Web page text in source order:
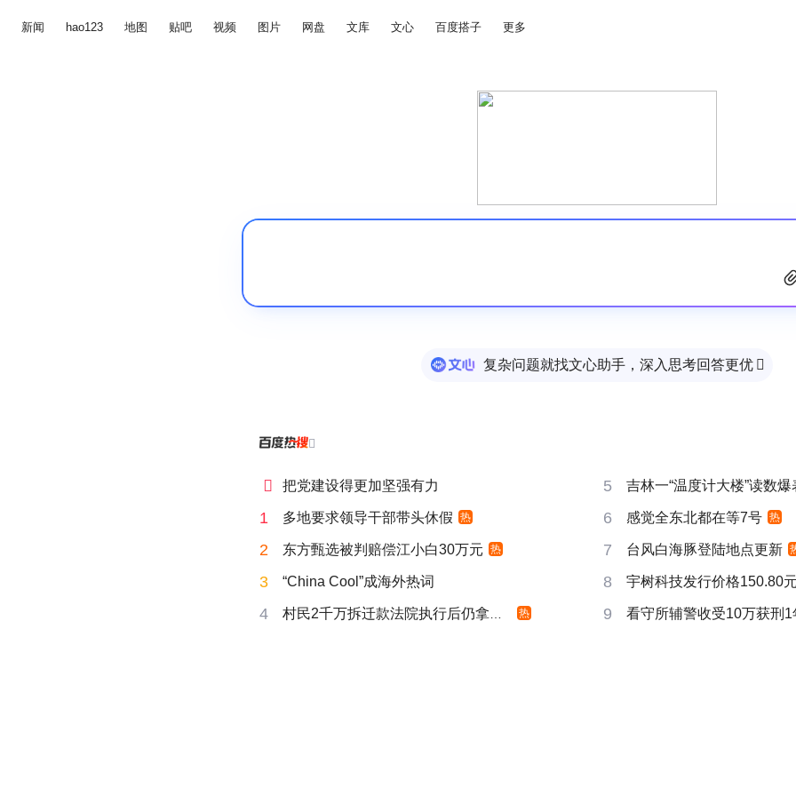
新闻 hao123 地图 贴吧 视频 图片 网盘 文库 文心 百度搭子 更多
复杂问题就找文心助手，深入思考回答更优 

 把党建设得更加坚强有力 5 吉林一“温度计大楼”读数爆
1 多地要求领导干部带头休假 热 6 感觉全东北都在等7号 热
2 东方甄选被判赔偿江小白30万元 热 7 台风白海豚登陆地点更新
3 “China Cool”成海外热词 8 宇树科技发行价格150.80
4 村民2千万拆迁款法院执行后仍拿不到 热 9 看守所辅警收受10万获刑1